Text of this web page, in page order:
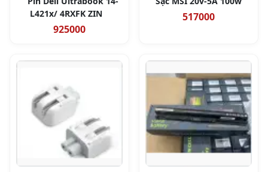
L421x/ 4RXFK ZIN
925000
517000